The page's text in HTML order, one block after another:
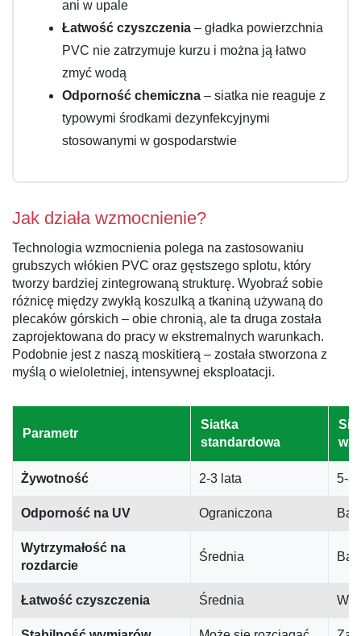
ani w upale
Łatwość czyszczenia – gładka powierzchnia
PVC nie zatrzymuje kurzu i można ją łatwo
zmyć wodą
Odporność chemiczna – siatka nie reaguje z
typowymi środkami dezynfekcyjnymi
stosowanymi w gospodarstwie
Jak działa wzmocnienie?
Technologia wzmocnienia polega na zastosowaniu
grubszych włókien PVC oraz gęstszego splotu, który
tworzy bardziej zintegrowaną strukturę. Wyobraź sobie
różnicę między zwykłą koszulką a tkaniną używaną do
plecaków górskich – obie chronią, ale ta druga została
zaprojektowana do pracy w ekstremalnych warunkach.
Podobnie jest z naszą moskitierą – została stworzona z
myślą o wieloletniej, intensywnej eksploatacji.
Parametr
Siatka
standardowa
Żywotność 2-3 lata 5-8
Odporność na UV Ograniczona
Wytrzymałość na
rozdarcie
Średnia
Łatwość czyszczenia Średnia